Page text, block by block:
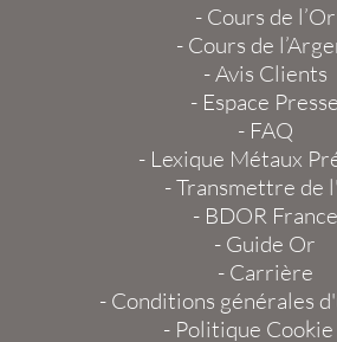
- Cours de l’Or
- Cours de
-Avis Clients
- Espace Presse
- FAQ
- Lexique Métaux
-Transmettre de
- BDOR France
- Guide Or
- Carrière
- Conditions générales
- Politique Cookie